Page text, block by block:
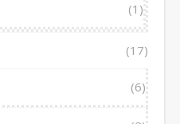
(1)
(17)
(6)